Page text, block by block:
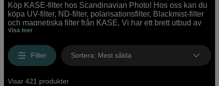
Köp KASE-filter hos Scandinavian Photo! Hos oss kan du
köpa UV-filter, ND-filter, polarisationsfilter, Blackmist-filter
och magnetiska filter från KASE. Vi har ett brett utbud av
KASE-filter online och i våra butiker, med allt från
för foto och video.
Visa mer
Filter Sortera: Mest sålda
Visar 421 produkter